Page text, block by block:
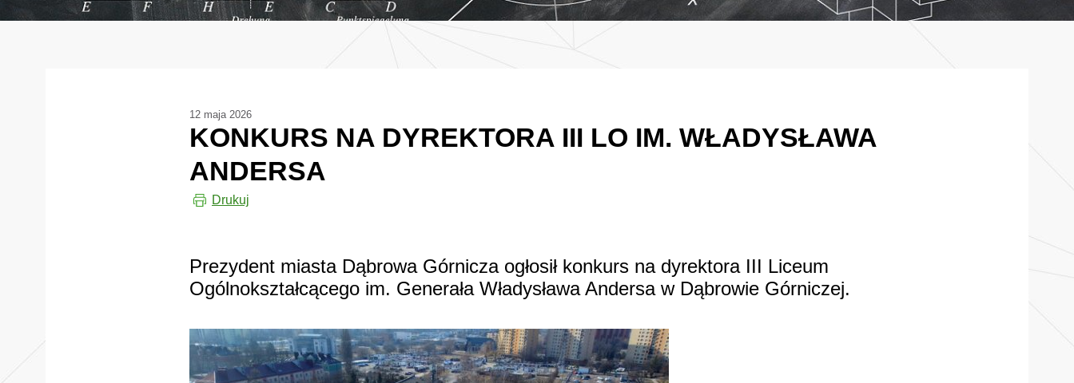
12 maja 2026
KONKURS NA DYREKTORA III LO IM. WŁADYSŁAWA
ANDERSA
Drukuj
Prezydent miasta Dąbrowa Górnicza ogłosił konkurs na dyrektora III Liceum
Ogólnokształcącego im. Generała Władysława Andersa w Dąbrowie Górniczej.